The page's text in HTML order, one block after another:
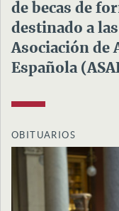
de becas de
destinado a
Asociación de
Española
OBITUARIOS